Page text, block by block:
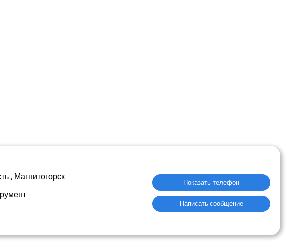
, Магнитогорск
Показать телефон
Написать сообщение